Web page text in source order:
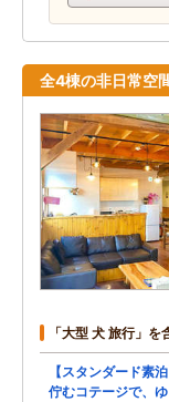
全4棟の非日常空
「大型 犬 旅行」
【スタンダード素
佇むコテージで、